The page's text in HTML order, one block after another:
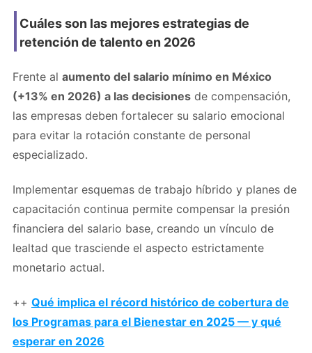
Cuáles son las mejores estrategias de
retención de talento en 2026
Frente al aumento del salario mínimo en México
(+13% en 2026) a las decisiones de compensación,
las empresas deben fortalecer su salario emocional
para evitar la rotación constante de personal
especializado.
Implementar esquemas de trabajo híbrido y planes de
capacitación continua permite compensar la presión
financiera del salario base, creando un vínculo de
lealtad que trasciende el aspecto estrictamente
monetario actual.
++ Qué implica el récord histórico de cobertura de
los Programas para el Bienestar en 2025 — y qué
esperar en 2026